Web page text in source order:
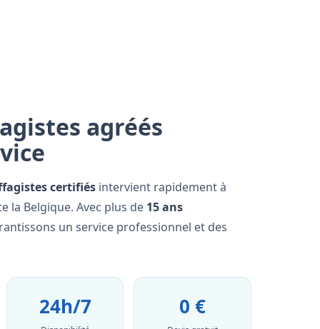
agréés
certifiés intervient rapidement à
la Belgique. Avec plus de 15 ans
un service professionnel et des
24h/7 0 €